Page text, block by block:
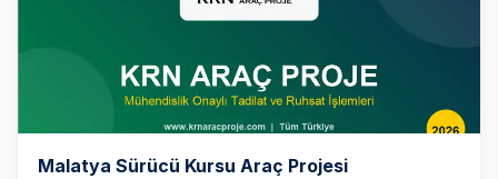
Malatya Sürücü Kursu Araç Projesi